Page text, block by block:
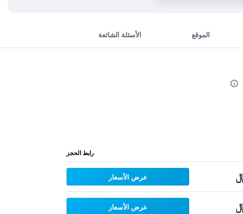
الموقع الأسئلة الشائعة
رابط الحجز
عرض الأسعار
عرض الأسعار